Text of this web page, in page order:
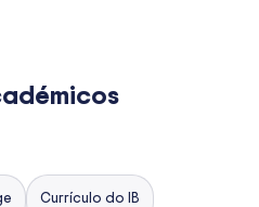
Currículo do IB